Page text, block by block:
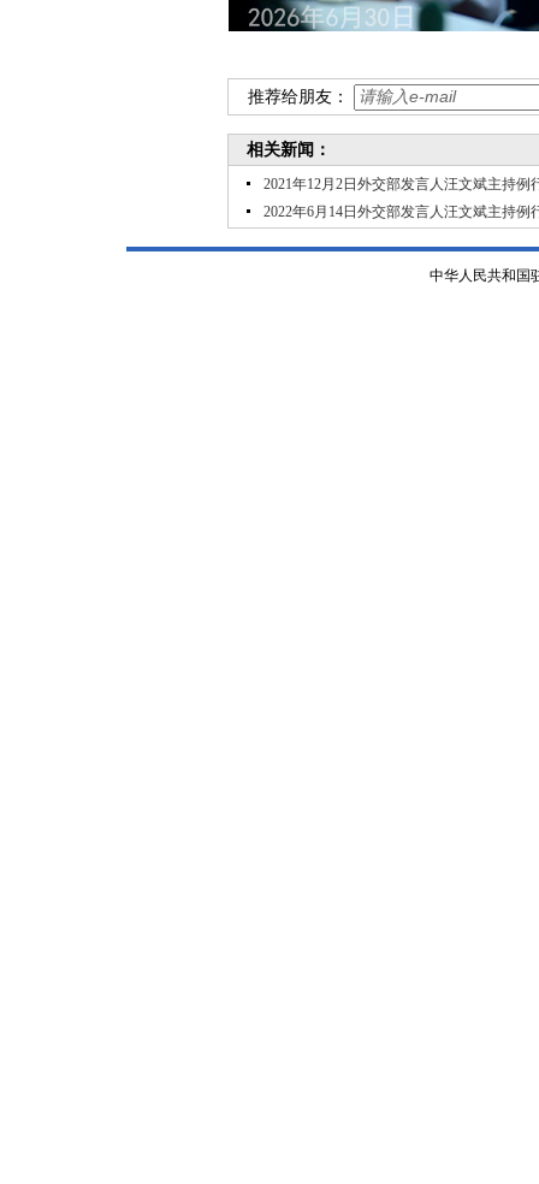
推荐给朋友：
相关新闻：
2021年12月2日外交部发言人汪文斌主持例
2022年6月14日外交部发言人汪文斌主持例
中华人民共和国